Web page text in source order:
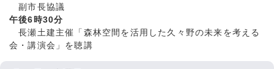
副市長協議
午後6時30分
長瀬土建主催「森林空間を活用した久々野の未来を考える
会・講演会」を聴講